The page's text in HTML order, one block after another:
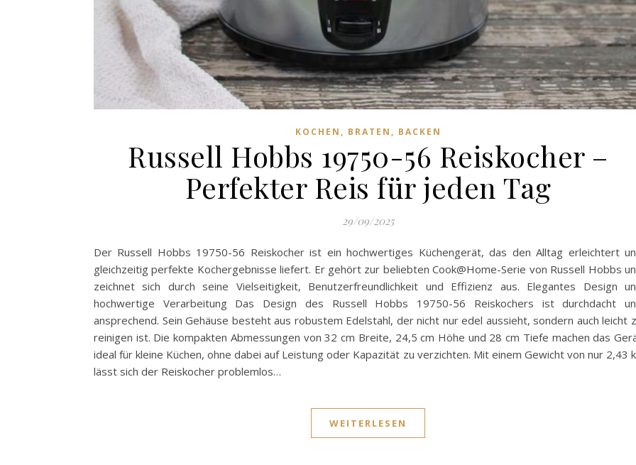
KOCHEN, BRATEN, BACKEN
Russell Hobbs 19750-56 Reiskocher –
Perfekter Reis für jeden Tag
29/09/2025
Der Russell Hobbs 19750-56 Reiskocher ist ein hochwertiges Küchengerät, das den Alltag erleichtert
gleichzeitig perfekte Kochergebnisse liefert. Er gehört zur beliebten Cook@Home-Serie von Russell Hobbs
zeichnet sich durch seine Vielseitigkeit, Benutzerfreundlichkeit und Effizienz aus. Elegantes Design
hochwertige Verarbeitung Das Design des Russell Hobbs 19750-56 Reiskochers ist durchdacht
ansprechend. Sein Gehäuse besteht aus robustem Edelstahl, der nicht nur edel aussieht, sondern auch leicht
reinigen ist. Die kompakten Abmessungen von 32 cm Breite, 24,5 cm Höhe und 28 cm Tiefe machen das
ideal für kleine Küchen, ohne dabei auf Leistung oder Kapazität zu verzichten. Mit einem Gewicht von nur 2,43
lässt sich der Reiskocher problemlos…
WEITERLESEN